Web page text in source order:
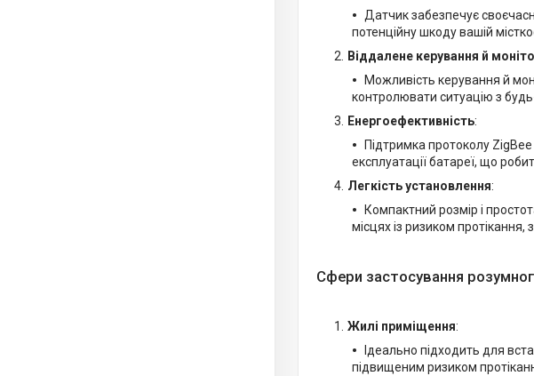
Датчик забезпечує
потенційну шкоду вашій
Віддалене керування й
Можливість керування й
контролювати ситуацію з
Енергоефективність:
Підтримка протоколу
експлуатації батареї, що
Легкість установлення:
Компактний розмір і
місцях із ризиком
Сфери застосування
Жилі приміщення:
Ідеально підходить для
підвищеним ризиком